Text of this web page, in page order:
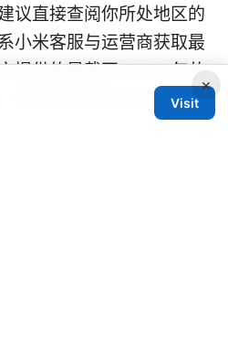
议直接查阅你所处地区的
小米客服与运营商获取最
提供的是截至 2025 年的
实际情况以官方信息为
×
Visit